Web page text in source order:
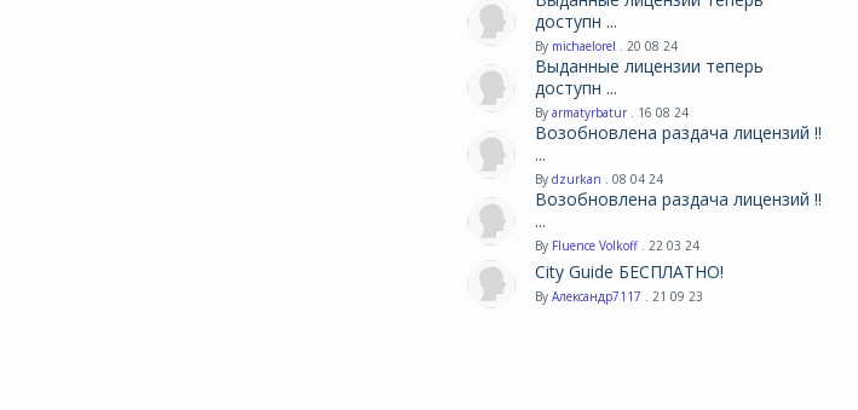
доступн ...
By michaelorel . 20 08 24
Выданные лицензии теперь
доступн ...
Byarmatyrbatur . 16 08 24
Возобновлена раздача лицензий !!
...
Bydzurkan . 08 04 24
Возобновлена раздача лицензий !!
...
By Fluence Volkoff . 22 03 24
City Guide БЕСПЛАТНО!
ByАлександр7117 . 21 09 23